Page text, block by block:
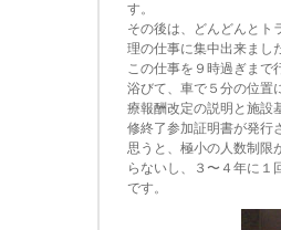
す。
その後は、どんどんとト
理の仕事に集中出来まし
この仕事を９時過ぎまで
浴びて、車で５分の位置
療報酬改定の説明と施設
修終了参加証明書が発行
思うと、極小の人数制限
らないし、３〜４年に１
です。